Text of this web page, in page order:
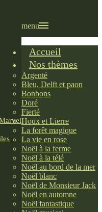
menu
Accueil
Nos thèmes
Argenté
Bleu, Delft et paon
Bonbons
Doré
Fierté
Houx et Lierre
La forêt magique
La vie en rose
Noël à la ferme
Noël à la télé
Noël au bord de la mer
Noël blanc
Noël de Monsieur Jack
Noël en automne
Noël fantastique